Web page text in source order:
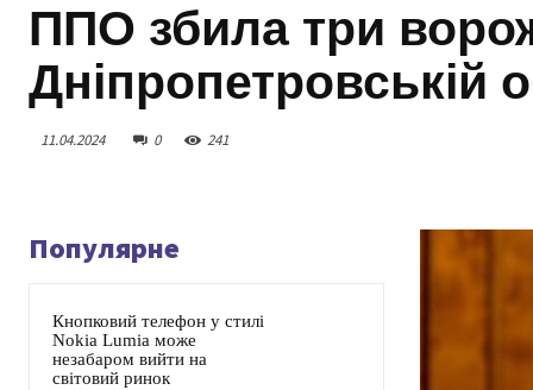
ППО збила три
Дніпропетровській
11.04.2024 0 241
Популярне
Кнопковий телефон у стилі
Nokia Lumia може
незабаром вийти на
світовий ринок